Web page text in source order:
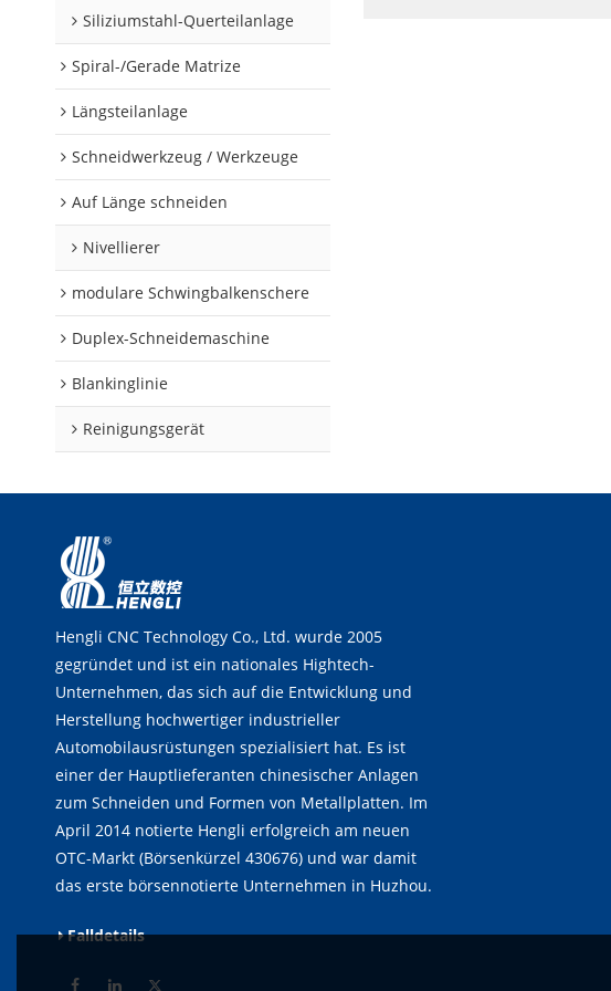
Siliziumstahl-Querteilanlage
Spiral-/Gerade Matrize
Längsteilanlage
Schneidwerkzeug / Werkzeuge
Auf Länge schneiden
Nivellierer
modulare Schwingbalkenschere
Duplex-Schneidemaschine
Blankinglinie
Reinigungsgerät
Hengli CNC Technology Co., Ltd. wurde 2005
gegründet und ist ein nationales Hightech-
Unternehmen, das sich auf die Entwicklung und
Herstellung hochwertiger industrieller
Automobilausrüstungen spezialisiert hat. Es ist
einer der Hauptlieferanten chinesischer Anlagen
zum Schneiden und Formen von Metallplatten. Im
April 2014 notierte Hengli erfolgreich am neuen
OTC-Markt (Börsenkürzel 430676) und war damit
das erste börsennotierte Unternehmen in Huzhou.
Falldetails